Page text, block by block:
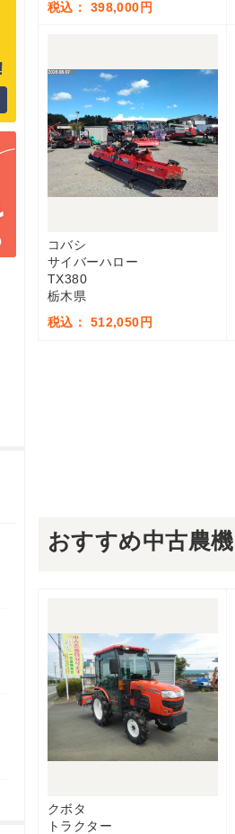
税込： 398,000円
コバシ
サイバーハロー
TX380
栃木県
税込： 512,050円
おすすめ中古農機
クボタ
トラクター